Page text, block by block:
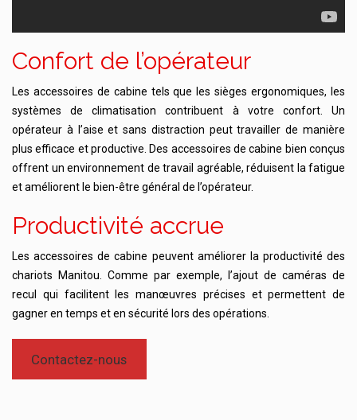
Confort de l’opérateur
Les accessoires de cabine tels que les sièges ergonomiques, les
systèmes de climatisation contribuent à votre confort. Un
opérateur à l’aise et sans distraction peut travailler de manière
plus efficace et productive. Des accessoires de cabine bien conçus
offrent un environnement de travail agréable, réduisent la fatigue
et améliorent le bien-être général de l’opérateur.
Productivité accrue
Les accessoires de cabine peuvent améliorer la productivité des
chariots Manitou. Comme par exemple, l’ajout de caméras de
recul qui facilitent les manœuvres précises et permettent de
gagner en temps et en sécurité lors des opérations.
Contactez-nous